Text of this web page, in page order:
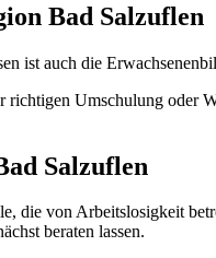
Bad Salzuflen
ist auch die
Umschulung oder
Salzuflen
die von Arbeitslosigkeit
beraten lassen.